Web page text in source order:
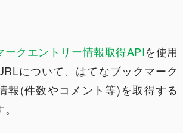
ークエントリー情報取得APIを使用
について、はてなブックマーク
報(件数やコメント等)を取得する